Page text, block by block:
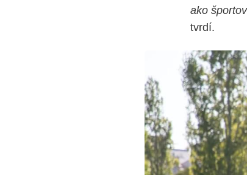
ako
tvrdí.